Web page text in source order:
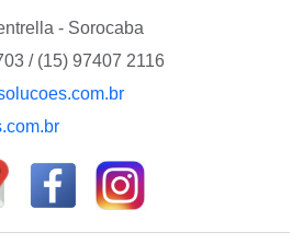
- Sorocaba
/ (15) 97407 2116